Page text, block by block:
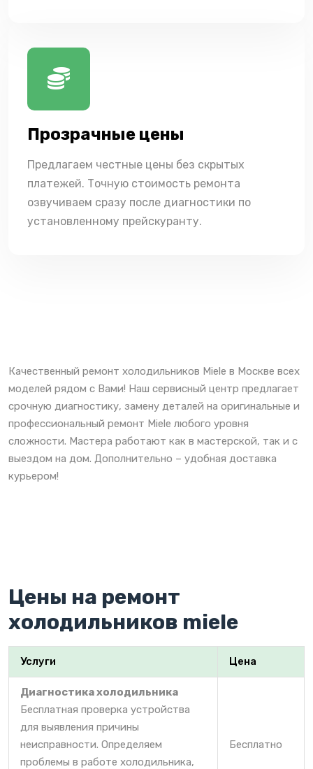
Прозрачные цены
Предлагаем честные цены без скрытых
платежей. Точную стоимость ремонта
озвучиваем сразу после диагностики по
установленному прейскуранту.
Качественный ремонт холодильников Miele в Москве всех
моделей рядом с Вами! Наш сервисный центр предлагает
срочную диагностику, замену деталей на оригинальные и
профессиональный ремонт Miele любого уровня
сложности. Мастера работают как в мастерской, так и с
выездом на дом. Дополнительно – удобная доставка
курьером!
Цены на ремонт
холодильников miele
Услуги Цена
Диагностика холодильника
Бесплатная проверка устройства
для выявления причины
неисправности. Определяем
проблемы в работе холодильника,
Бесплатно